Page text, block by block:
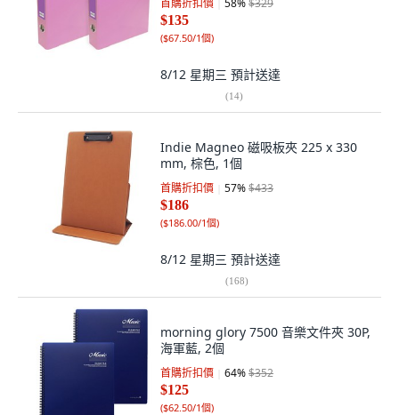
首購折扣價 58%$329
$135
($67.50/1個)
8/12 星期三 預計送達
(14)
Indie Magneo 磁吸板夾 225 x 330
mm, 棕色, 1個
首購折扣價 57%$433
$186
($186.00/1個)
8/12 星期三 預計送達
(168)
morning glory 7500 音樂文件夾 30P,
海軍藍, 2個
首購折扣價 64%$352
$125
($62.50/1個)